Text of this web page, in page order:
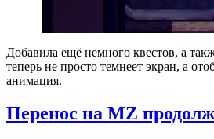
Добавила ещё немного квестов, а
теперь не просто темнеет экран, а
анимация.
Перенос на MZ